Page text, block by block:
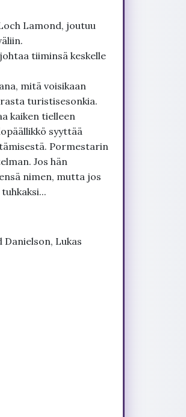
Lamond, joutuu
tiiminsä keskelle
mitä voisikaan
turistisesonkia.
kaiken tielleen
syyttää
Pormestarin
Jos hän
nimen, mutta jos
Danielson, Lukas